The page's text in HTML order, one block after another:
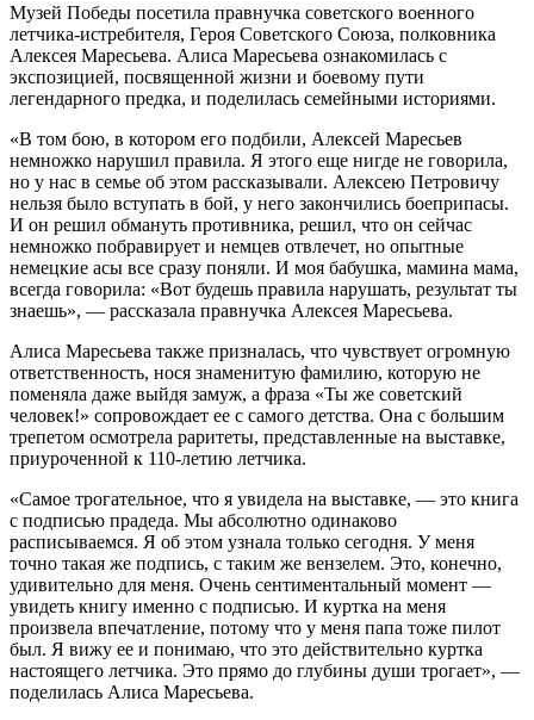
Музей Победы посетила правнучка советского военного
летчика-истребителя, Героя Советского Союза, полковника
Алексея Маресьева. Алиса Маресьева ознакомилась с
экспозицией, посвященной жизни и боевому пути
легендарного предка, и поделилась семейными историями.
«В том бою, в котором его подбили, Алексей Маресьев
немножко нарушил правила. Я этого еще нигде не говорила,
но у нас в семье об этом рассказывали. Алексею Петровичу
нельзя было вступать в бой, у него закончились боеприпасы.
И он решил обмануть противника, решил, что он сейчас
немножко побравирует и немцев отвлечет, но опытные
немецкие асы все сразу поняли. И моя бабушка, мамина мама,
всегда говорила: «Вот будешь правила нарушать, результат ты
знаешь», — рассказала правнучка Алексея Маресьева.
Алиса Маресьева также призналась, что чувствует огромную
ответственность, нося знаменитую фамилию, которую не
поменяла даже выйдя замуж, а фраза «Ты же советский
человек!» сопровождает ее с самого детства. Она с большим
трепетом осмотрела раритеты, представленные на выставке,
приуроченной к 110-летию летчика.
«Самое трогательное, что я увидела на выставке, — это книга
с подписью прадеда. Мы абсолютно одинаково
расписываемся. Я об этом узнала только сегодня. У меня
точно такая же подпись, с таким же вензелем. Это, конечно,
удивительно для меня. Очень сентиментальный момент —
увидеть книгу именно с подписью. И куртка на меня
произвела впечатление, потому что у меня папа тоже пилот
был. Я вижу ее и понимаю, что это действительно куртка
настоящего летчика. Это прямо до глубины души трогает», —
поделилась Алиса Маресьева.